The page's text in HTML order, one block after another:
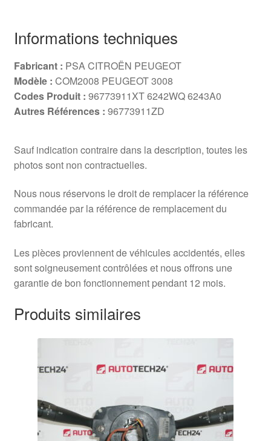
Informations techniques
Fabricant : PSA CITROËN PEUGEOT
Modèle : COM2008 PEUGEOT 3008
Codes Produit : 96773911XT 6242WQ 6243A0
Autres Références : 96773911ZD
Sauf indication contraire dans la description, toutes les
photos sont non contractuelles.
Nous nous réservons le droit de remplacer la référence
commandée par la référence de remplacement du
fabricant.
Les pièces proviennent de véhicules accidentés, elles
sont soigneusement contrôlées et nous offrons une
garantie de bon fonctionnement pendant 12 mois.
Produits similaires